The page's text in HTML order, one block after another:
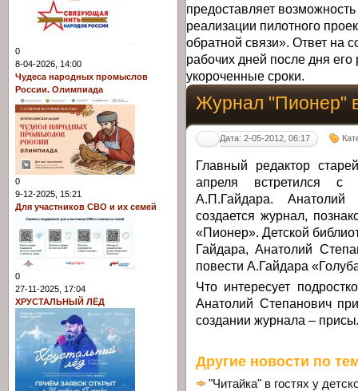
предоставляет
реализации пилотного
обратной связи». Ответ на
рабочих дней после дня
укороченные сроки.
Журнал "Пионер"
Дата: 2-05-2012, 06:17
Главный редактор
апреля встретился с
А.П.Гайдара. Анатолий
создается журнал,
«Пионер». Детской
Гайдара, Анатолий
повести А.Гайдара
Что интересует
Анатолий Степанович
создании журнала –
Другие новости по
"Читайка" в гостях у
0
8-04-2026, 14:00
Чудеса народных промыслов
России. Олимпиада
0
9-12-2025, 15:21
Для участников СВО и их семей
0
27-11-2025, 17:04
ХРУСТАЛЬНЫЙ ЛЁД